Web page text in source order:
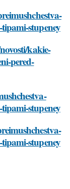
stupeney
kakie-
pered-
stupeney
stupeney